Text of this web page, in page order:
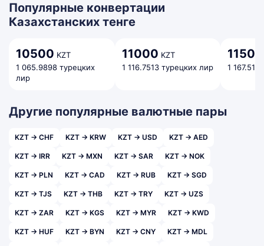
Популярные конвертации
Казахстанских тенге
10500 KZT
1 065.9898 турецких
лир
11000 KZT
1 116.7513 турецких лир
11500
1
Другие популярные валютные пары
KZT → CHF KZT → KRW KZT → USD KZT → AED
KZT → IRR KZT → MXN KZT → SAR KZT → NOK
KZT → PLN KZT → CAD KZT → RUB KZT → SGD
KZT → TJS KZT → THB KZT → TRY KZT → UZS
KZT → ZAR KZT → KGS KZT → MYR KZT → KWD
KZT → HUF KZT → BYN KZT → CNY KZT → MDL